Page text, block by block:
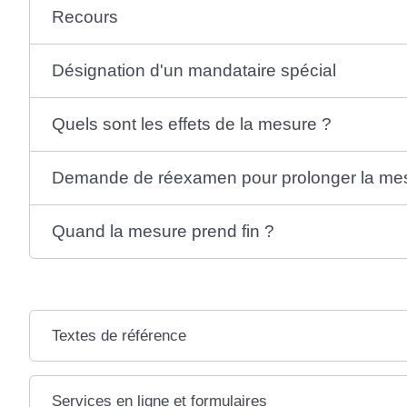
Recours
Désignation d'un mandataire spécial
Quels sont les effets de la mesure ?
Demande de réexamen pour prolonger la
Quand la mesure prend fin ?
Textes de référence
Services en ligne et formulaires